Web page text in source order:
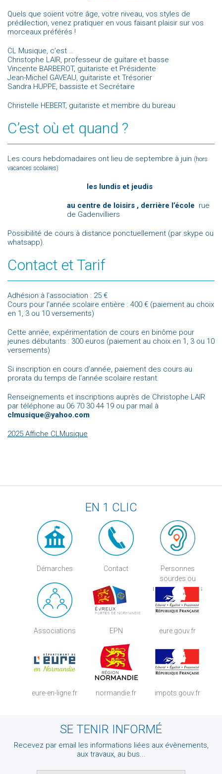
Quels que soient votre âge, votre niveau, vos styles de
prédilection, venez pratiquer en vous faisant plaisir sur vos
morceaux préférés !
CL Musique, c’est …
Christophe LAIR, professeur de guitare et basse
Vincente BARBEROT, guitariste et Présidente
Jean-Michel GAVEAU, guitariste et Trésorier
Sandra HUPPE, bassiste et Secrétaire
Christelle HEBERT, guitariste et membre du bureau
C’est où et quand ?
Les cours hebdomadaires ont lieu de septembre à juin (hors
vacances scolaires)
les lundis et jeudis
au centre de loisirs , derrière l’école rue
de Gadenvilliers
Possibilité de cours à distance ponctuellement (par skype ou
whatsapp).
Contact et Tarif
Adhésion à l’association : 25 €
Cours pour l’année scolaire entière : 400 € (paiement au choix
en 1, 3 ou 10 versements)
Cette année, expérimentation de cours en binôme pour
jeunes débutants : 300 euros (paiement au choix en 1, 3 ou 10
versements)
Si inscription en cours d’année, paiement des cours au
prorata du temps de l’année scolaire restant.
Renseignements et inscriptions auprès de Christophe LAIR
par téléphone au 06 70 30 44 19 ou par mail à
clmusique@yahoo.com
2025 Affiche CLMusique
EN 1 CLIC
Démarches Contact
Personnes
sourdes ou
malentendantes
Associations EPN eure.gouv.fr
eure-en-ligne.fr normandie.fr impots.gouv.fr
SE TENIR INFORMÉ
Recevez par email les informations liées aux évènements,
aux travaux, au bus...